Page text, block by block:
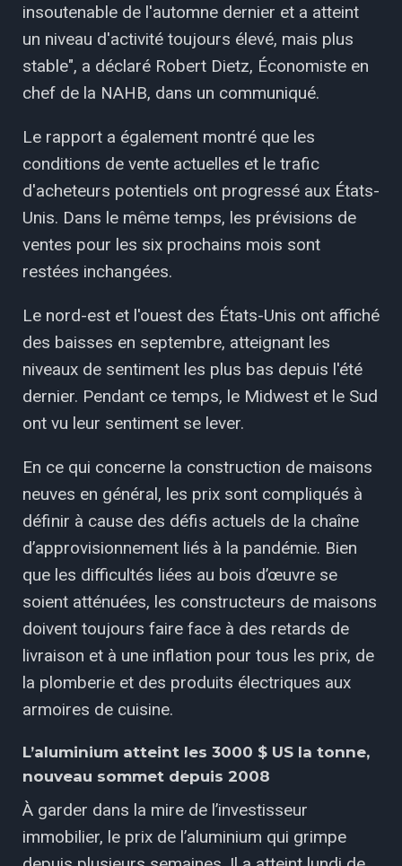
insoutenable de l'automne dernier et a atteint
un niveau d'activité toujours élevé, mais plus
stable", a déclaré Robert Dietz, Économiste en
chef de la NAHB, dans un communiqué.
Le rapport a également montré que les
conditions de vente actuelles et le trafic
d'acheteurs potentiels ont progressé aux États-
Unis. Dans le même temps, les prévisions de
ventes pour les six prochains mois sont
restées inchangées.
Le nord-est et l'ouest des États-Unis ont affiché
des baisses en septembre, atteignant les
niveaux de sentiment les plus bas depuis l'été
dernier. Pendant ce temps, le Midwest et le Sud
ont vu leur sentiment se lever.
En ce qui concerne la construction de maisons
neuves en général, les prix sont compliqués à
définir à cause des défis actuels de la chaîne
d’approvisionnement liés à la pandémie. Bien
que les difficultés liées au bois d’œuvre se
soient atténuées, les constructeurs de maisons
doivent toujours faire face à des retards de
livraison et à une inflation pour tous les prix, de
la plomberie et des produits électriques aux
armoires de cuisine.
L’aluminium atteint les 3000 $ US la tonne,
nouveau sommet depuis 2008
À garder dans la mire de l’investisseur
immobilier, le prix de l’aluminium qui grimpe